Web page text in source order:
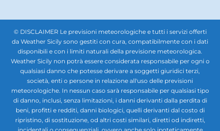
© DISCLAIMER Le previsioni meteorologiche e tutti i servizi offerti
da Weather Sicily sono gestiti con cura, compatibilmente con i dati
disponibili e con i limiti naturali della previsione meteorologica.
Weather Sicily non potrà essere considerata responsabile per ogni o
qualsiasi danno che potesse derivare a soggetti giuridici terzi,
società, enti o persone in relazione all'uso delle previsioni
meteorologiche. In nessun caso sarà responsabile per qualsiasi tipo
di danno, inclusi, senza limitazioni, i danni derivanti dalla perdita di
beni, profitti e redditi, danni biologici, quelli derivanti dal costo di
ripristino, di sostituzione, od altri costi similari, diretti od indiretti,